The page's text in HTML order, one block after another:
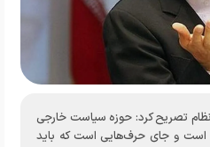
تصریح کرد: حوزه سیاست خارجی
و جای حرف‌هایی است که باید